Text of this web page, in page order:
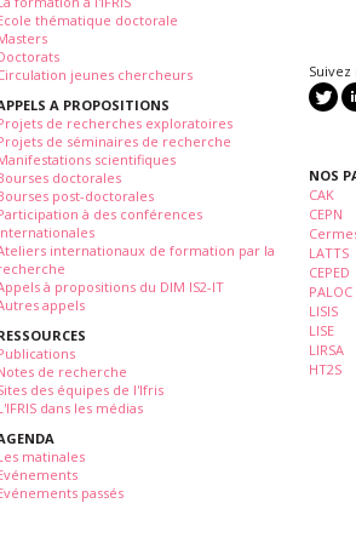
thématique doctorale
jeunes chercheurs
A PROPOSITIONS
de recherches exploratoires
de séminaires de recherche
scientifiques
doctorales
post-doctorales
à des conférences
internationaux de formation par la
à propositions du DIM IS2-IT
appels
de recherche
des équipes de l'Ifris
dans les médias
matinales
passés
Suivez
NOS
CAK
CEPN
LATTS
CEPED
PALOC
LISIS
LISE
LIRSA
HT2S